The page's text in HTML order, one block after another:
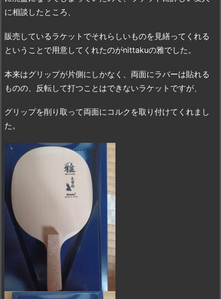
に相談したところ、
販売しているラケットでそれらしいものを見繕ってくれる
ということで用意してくれたのがnittakuの雅でした。
本来はグリップが片側にしかなく、両面にラバーは貼れる
ものの、反転して打つことはできないラケットですが、
グリップを削り取って両面にコルクを取り付けてくれまし
た。